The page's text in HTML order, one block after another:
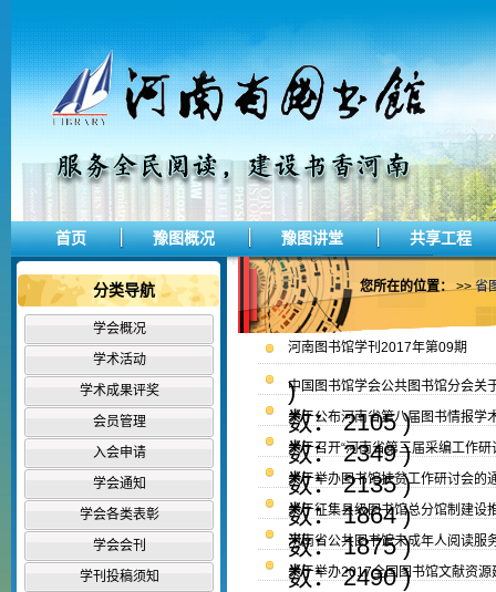
首页 豫图概况 豫图讲堂 共享工程
分类导航
学会概况
学术活动
学术成果评奖
会员管理
入会申请
学会通知
学会各类表彰
学会会刊
学刊投稿须知
您所在的位置：>>省
河南图书馆学刊2017年第09期
)
中国图书馆学会公共图书馆分会关
数： 2105 )
关于公布河南省第八届图书情报学
数： 2349 )
关于召开“河南省第三届采编工作
数： 2135 )
关于举办图书馆扶贫工作研讨会的
数： 1864 )
关于征集县级图书馆总分馆制建设
数： 1875 )
河南省公共图书馆未成年人阅读服
数： 2490 )
关于举办2017全国图书馆文献资源